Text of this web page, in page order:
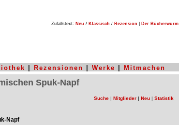
Zufallstext: Neu / Klassisch / Rezension Der Bücherwurm
Rezensionen Werke Mitmachen
Spuk-Napf
Suche | Mitglieder | Neu | Statistik
Napf